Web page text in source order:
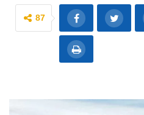
87